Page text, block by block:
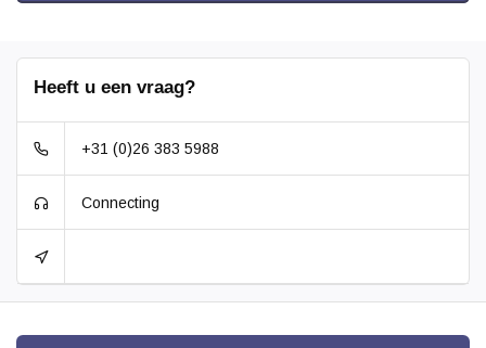
Heeft u een vraag?
+31 (0)26 383 5988
Connecting